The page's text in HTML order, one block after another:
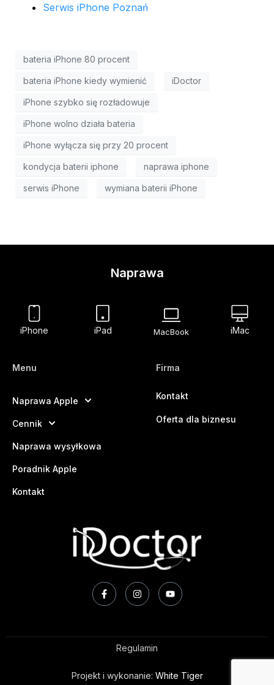
Serwis iPhone Poznań
bateria iPhone 80 procent
bateria iPhone kiedy wymienić iDoctor
iPhone szybko się rozładowuje
iPhone wolno działa bateria
iPhone wyłącza się przy 20 procent
kondycja baterii iphone naprawa iphone
serwis iPhone wymiana baterii iPhone
Naprawa
iPhone iPad MacBook iMac
Menu
Naprawa Apple
Cennik
Naprawa wysyłkowa
Poradnik Apple
Kontakt
Firma
Kontakt
Oferta dla biznesu
Regulamin
Projekt i wykonanie: White Tiger